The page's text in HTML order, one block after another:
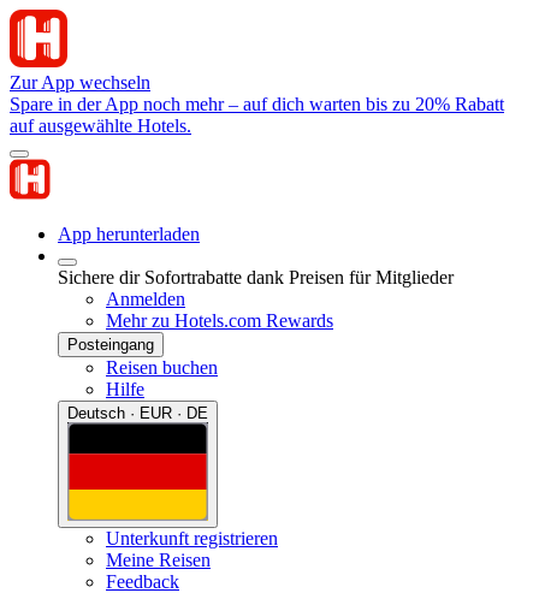
Zur App wechseln
Spare in der App noch mehr – auf dich warten bis zu 20% Rabatt
auf ausgewählte Hotels.
App herunterladen
Sichere dir Sofortrabatte dank Preisen für Mitglieder
Anmelden
Mehr zu Hotels.com Rewards
Posteingang
Reisen buchen
Hilfe
Deutsch · EUR · DE
Unterkunft registrieren
Meine Reisen
Feedback